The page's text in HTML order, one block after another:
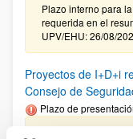
Plazo interno para
requerida en el
UPV/EHU: 26/08/
Proyectos de I+D+i
Consejo de
Plazo de